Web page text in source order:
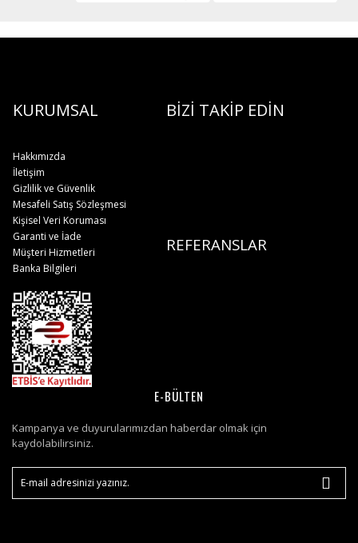
KURUMSAL BİZİ TAKİP EDİN
Hakkımızda
İletişim
Gizlilik ve Güvenlik
Mesafeli Satış Sözleşmesi
Kişisel Veri Koruması
REFERANSLAR
Garanti ve İade
Müşteri Hizmetleri
Banka Bilgileri
E-BÜLTEN
Kampanya ve duyurularımızdan haberdar olmak için
kaydolabilirsiniz.